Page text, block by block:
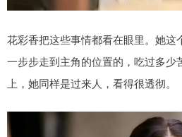
花彩香把这些事情都看在眼里。她这
一步步走到主角的位置的，吃过多少
上，她同样是过来人，看得很透彻。